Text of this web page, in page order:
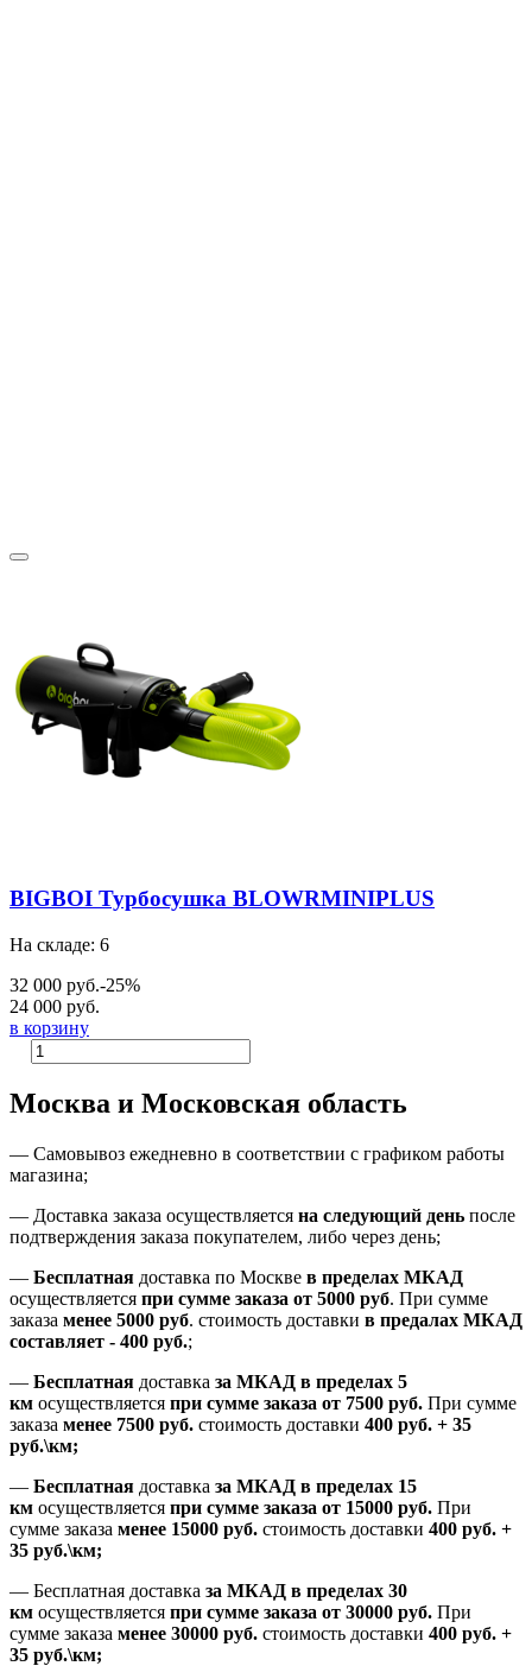
BIGBOI Турбосушка BLOWRMINIPLUS
На складе: 6
32 000 руб.-25%
24 000 руб.
в корзину
Москва и Московская область
— Самовывоз ежедневно в соответствии с графиком работы
магазина;
— Доставка заказа осуществляется на следующий день после
подтверждения заказа покупателем, либо через день;
— Бесплатная доставка по Москве в пределах МКАД
осуществляется при сумме заказа от 5000 руб. При сумме
заказа менее 5000 руб. стоимость доставки в предалах МКАД
составляет - 400 руб.;
— Бесплатная доставка за МКАД в пределах 5
км осуществляется при сумме заказа от 7500 руб. При сумме
заказа менее 7500 руб. стоимость доставки 400 руб. + 35
руб.\км;
— Бесплатная доставка за МКАД в пределах 15
км осуществляется при сумме заказа от 15000 руб. При
сумме заказа менее 15000 руб. стоимость доставки 400 руб. +
35 руб.\км;
— Бесплатная доставка за МКАД в пределах 30
км осуществляется при сумме заказа от 30000 руб. При
сумме заказа менее 30000 руб. стоимость доставки 400 руб. +
35 руб.\км;